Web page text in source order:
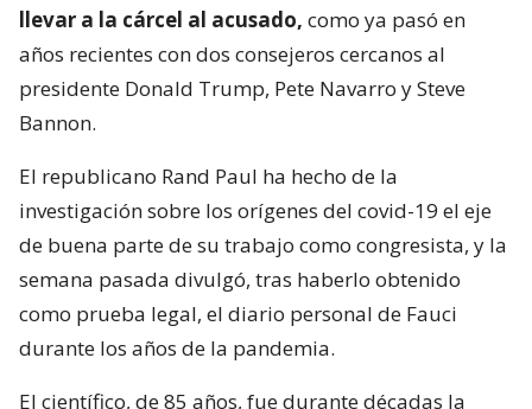
llevar a la cárcel al acusado, como ya pasó en
años recientes con dos consejeros cercanos al
presidente Donald Trump, Pete Navarro y Steve
Bannon.
El republicano Rand Paul ha hecho de la
investigación sobre los orígenes del covid-19 el eje
de buena parte de su trabajo como congresista, y la
semana pasada divulgó, tras haberlo obtenido
como prueba legal, el diario personal de Fauci
durante los años de la pandemia.
El científico, de 85 años, fue durante décadas la